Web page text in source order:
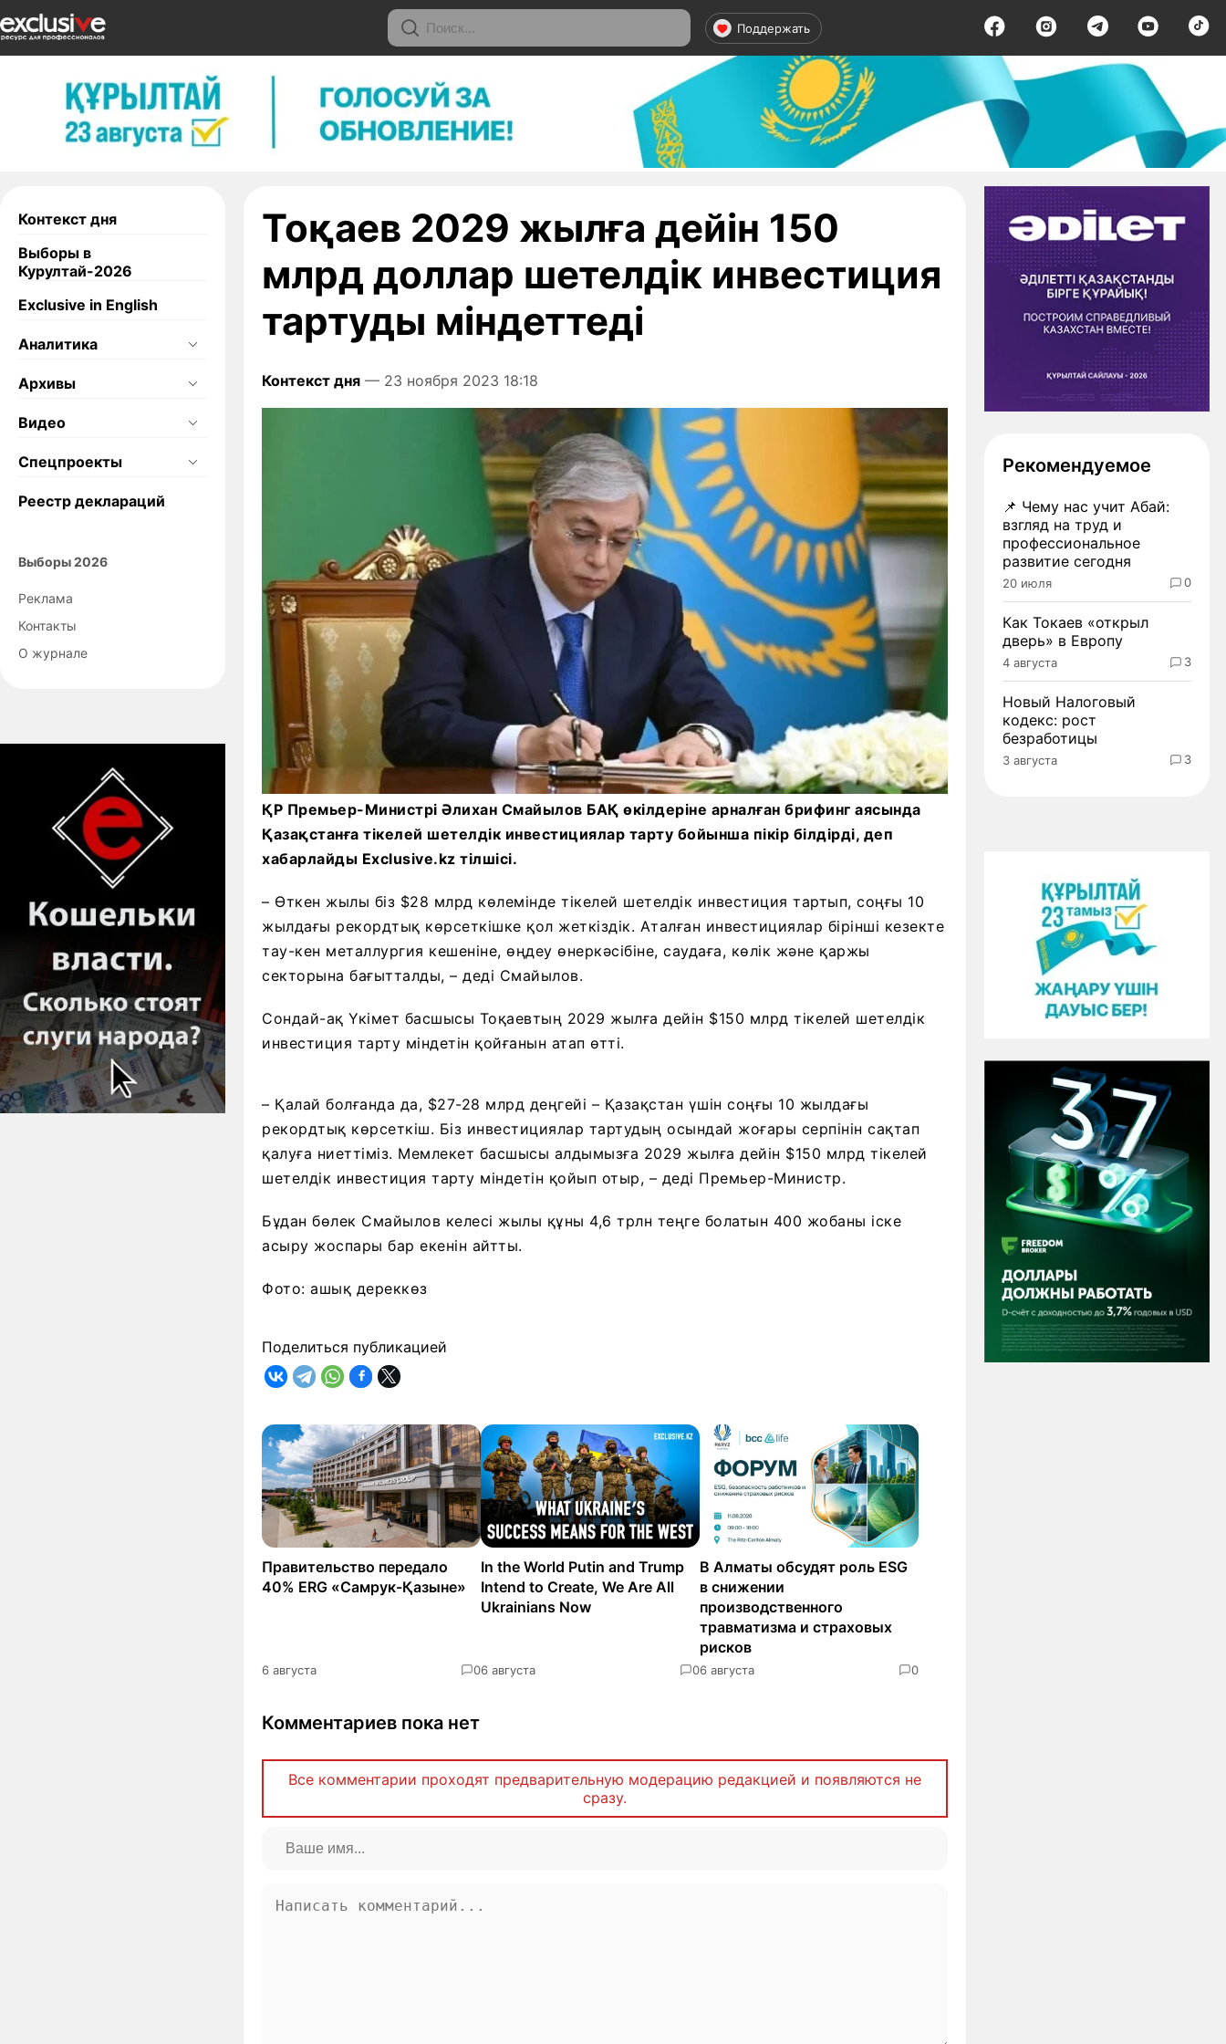
Поддержать
Контекст дня
Выборы в
Курултай-2026
Exclusive in English
Аналитика
Архивы
Видео
Спецпроекты
Реестр деклараций
Выборы 2026
Реклама
Контакты
О журнале
Тоқаев 2029 жылға дейін 150
млрд доллар шетелдік инвестиция
тартуды міндеттеді
Контекст дня — 23 ноября 2023 18:18
ҚР Премьер-Министрі Әлихан Смайылов БАҚ өкілдеріне арналған брифинг аясында
Қазақстанға тікелей шетелдік инвестициялар тарту бойынша пікір білдірді, деп
хабарлайды Exclusive.kz тілшісі.
– Өткен жылы біз $28 млрд көлемінде тікелей шетелдік инвестиция тартып, соңғы 10
жылдағы рекордтық көрсеткішке қол жеткіздік. Аталған инвестициялар бірінші кезекте
тау-кен металлургия кешеніне, өңдеу өнеркәсібіне, саудаға, көлік және қаржы
секторына бағытталды, – деді Смайылов.
Сондай-ақ Үкімет басшысы Тоқаевтың 2029 жылға дейін $150 млрд тікелей шетелдік
инвестиция тарту міндетін қойғанын атап өтті.
– Қалай болғанда да, $27-28 млрд деңгейі – Қазақстан үшін соңғы 10 жылдағы
рекордтық көрсеткіш. Біз инвестициялар тартудың осындай жоғары серпінін сақтап
қалуға ниеттіміз. Мемлекет басшысы алдымызға 2029 жылға дейін $150 млрд тікелей
шетелдік инвестиция тарту міндетін қойып отыр, – деді Премьер-Министр.
Бұдан бөлек Смайылов келесі жылы құны 4,6 трлн теңге болатын 400 жобаны іске
асыру жоспары бар екенін айтты.
Фото: ашық дереккөз
Поделиться публикацией
Правительство передало
40% ERG «Самрук-Қазыне»
6 августа 0
In the World Putin and Trump
Intend to Create, We Are All
Ukrainians Now
6 августа 0
В Алматы обсудят роль ESG
в снижении
производственного
травматизма и страховых
рисков
6 августа 0
Комментариев пока нет
Все комментарии проходят предварительную модерацию редакцией и появляются не
сразу.
Рекомендуемое
📌 Чему нас учит Абай:
взгляд на труд и
профессиональное
развитие сегодня
20 июля 0
Как Токаев «открыл
дверь» в Европу
4 августа 3
Новый Налоговый
кодекс: рост
безработицы
3 августа 3